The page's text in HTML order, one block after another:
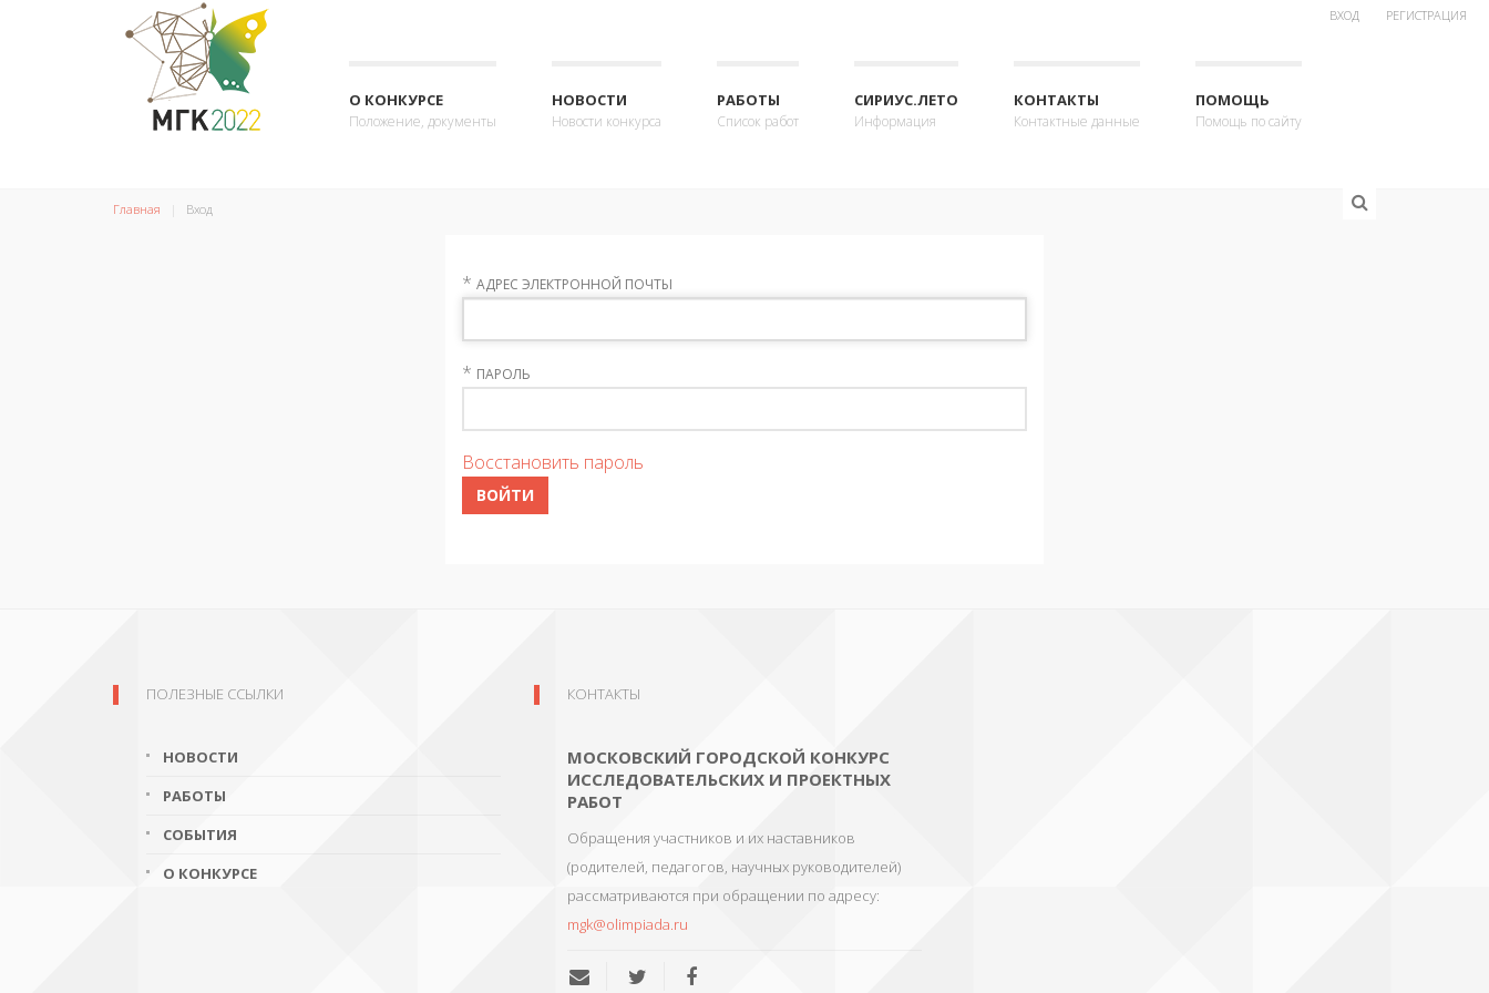
ВХОД РЕГИСТРАЦИЯ
О КОНКУРСЕ
Положение, документы
НОВОСТИ
Новости конкурса
РАБОТЫ
Список работ
СИРИУС.ЛЕТО
Информация
КОНТАКТЫ
Контактные данные
ПОМОЩЬ
Помощь по сайту
Главная Вход
* АДРЕС ЭЛЕКТРОННОЙ ПОЧТЫ
* ПАРОЛЬ
Восстановить пароль
ВОЙТИ
ПОЛЕЗНЫЕ ССЫЛКИ
НОВОСТИ
РАБОТЫ
СОБЫТИЯ
О КОНКУРСЕ
КОНТАКТЫ
МОСКОВСКИЙ ГОРОДСКОЙ КОНКУРС
ИССЛЕДОВАТЕЛЬСКИХ И ПРОЕКТНЫХ
РАБОТ
Обращения участников и их наставников
(родителей, педагогов, научных руководителей)
рассматриваются при обращении по адресу:
mgk@olimpiada.ru